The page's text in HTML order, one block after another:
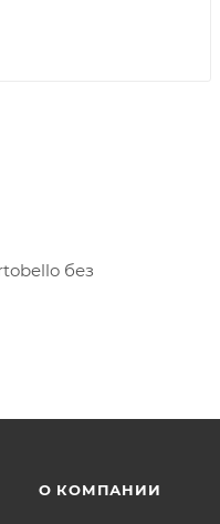
без
О КОМПАНИИ